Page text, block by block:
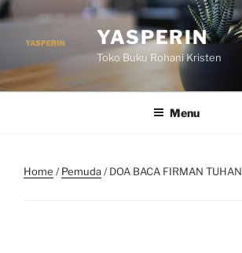
Skip
to
content
YASPERIN
Toko Buku Rohani Kristen
Menu
Home /Pemuda/ DOA BACA FIRMAN TUHAN